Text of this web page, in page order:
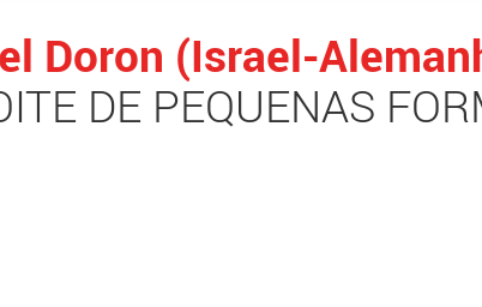
Doron (Israel-
DE PEQUENAS